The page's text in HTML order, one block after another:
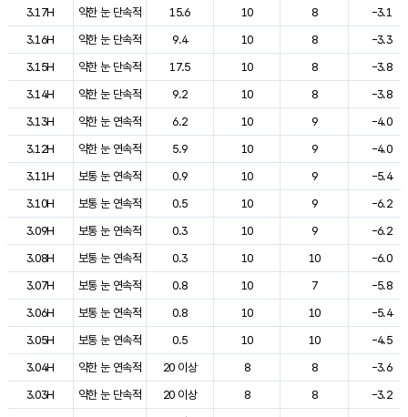
3.17H
약한 눈 단속적 15.6 10 8
-3.1
3.16H
약한 눈 단속적 9.4 10 8
-3.3
3.15H
약한 눈 단속적 17.5 10 8
-3.8
3.14H
약한 눈 단속적 9.2 10 8
-3.8
3.13H
약한 눈 연속적 6.2 10 9
-4.0
3.12H
약한 눈 연속적 5.9 10 9
-4.0
3.11H
보통 눈 연속적 0.9 10 9
-5.4
3.10H
보통 눈 연속적 0.5 10 9
-6.2
3.09H
보통 눈 연속적 0.3 10 9
-6.2
3.08H
보통 눈 연속적 0.3 10 10
-6.0
3.07H
보통 눈 연속적 0.8 10 7
-5.8
3.06H
보통 눈 연속적 0.8 10 10
-5.4
3.05H
보통 눈 연속적 0.5 10 10
-4.5
3.04H
약한 눈 연속적 20 이상 8 8
-3.6
3.03H
약한 눈 단속적 20 이상 8 8
-3.2